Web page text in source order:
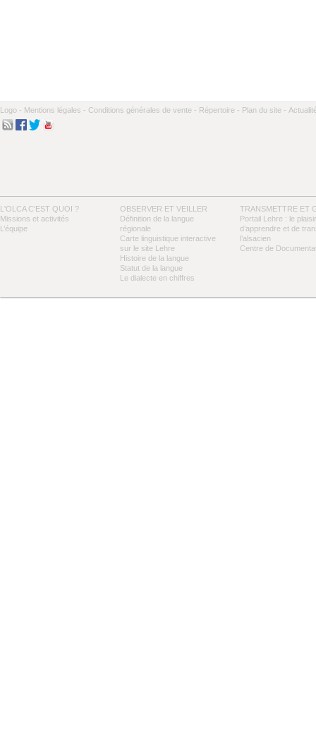
Logo - Mentions légales - Conditions générales de vente - Répertoire - Plan du site -
L'OLCA C'EST QUOI ?
Missions et activités
L’équipe
OBSERVER ET VEILLER
Définition de la langue
régionale
Carte linguistique interactive
sur le site Lehre
Histoire de la langue
Statut de la langue
Le dialecte en chiffres
TRANSMETTRE ET
Portail Lehre : le plaisir
d’apprendre et de
l’alsacien
Centre de